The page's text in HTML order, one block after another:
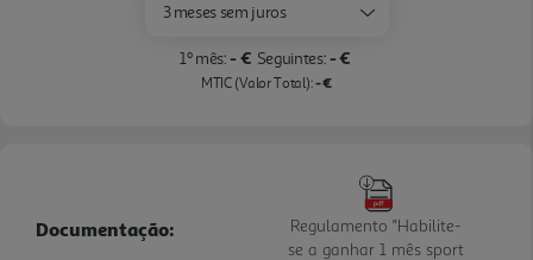
3 meses sem juros
1º mês:- € Seguintes:- €
MTIC (Valor Total):- €
Documentação:
Regulamento "Habilite-
se a ganhar 1 mês sport